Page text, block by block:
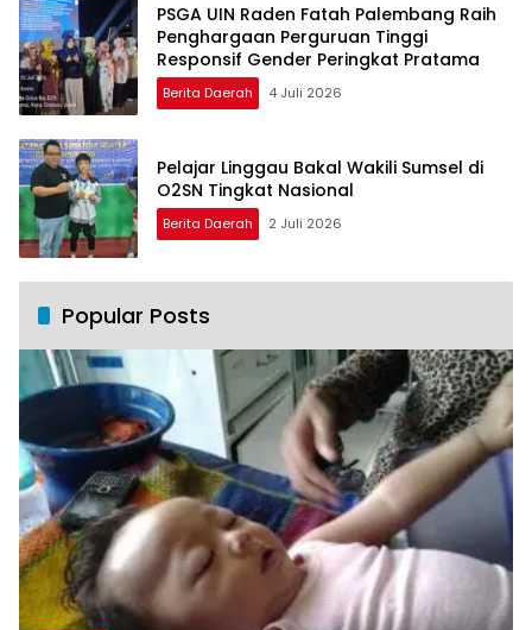
PSGA UIN Raden Fatah Palembang Raih
Penghargaan Perguruan Tinggi
Responsif Gender Peringkat Pratama
Berita Daerah 4 Juli 2026
Pelajar Linggau Bakal Wakili Sumsel di
O2SN Tingkat Nasional
Berita Daerah 2 Juli 2026
Popular Posts